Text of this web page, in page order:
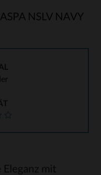
NSLV NAVY
Eleganz mit